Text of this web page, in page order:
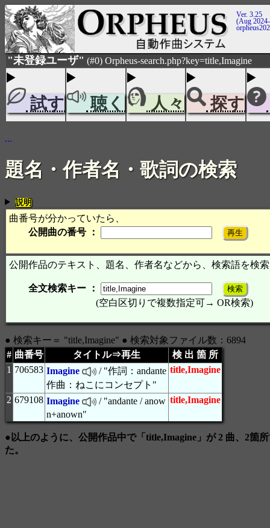
Ver. 3.25
(Aug
"未登録ユーザ" (#0) Orpheus-search.php?key=title,Imagine
試す 聴く 人々 探す
...
題名・作者名・歌詞の検索
説明
曲番号が分かっていたら、
公開曲の番号 ：
公開作品のテキスト、題名、作者名などから、検索語を検
全文検索キー ：
(空白区切りで複数指定可→ OR検索)
● 検索キー＝ "title,Imagine" ● 検索対象ファイル数：6894
# 曲番号 タイトル⇒再生
検 出 箇 所
1 706583 Imagine
/ "作詞：andante
作曲：ねこにコンセプト"
title,Imagine
2 679108 Imagine
/ "andante / anow
n+anown"
title,Imagine
●以上のように、公開作品中で「title,Imagine」が 2 曲、2箇
た。